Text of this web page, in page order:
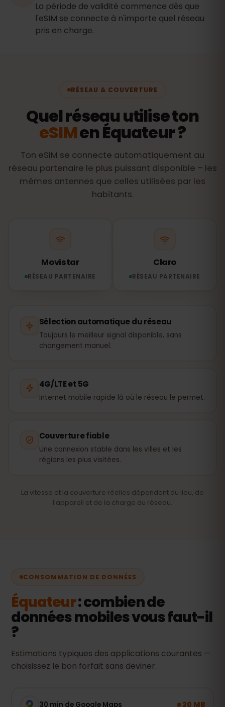
La période de validité commence dès que
l'eSIM se connecte à n'importe quel réseau
pris en charge.
RÉSEAU & COUVERTURE
Quel réseau utilise ton
eSIMen Équateur ?
Ton eSIM se connecte automatiquement au
réseau partenaire le plus puissant disponible – les
mêmes antennes que celles utilisées par les
habitants.
Movistar
RÉSEAU PARTENAIRE
Claro
RÉSEAU PARTENAIRE
Sélection automatique du réseau
Toujours le meilleur signal disponible, sans
changement manuel.
4G/LTE et 5G
Internet mobile rapide là où le réseau le permet.
Couverture fiable
Une connexion stable dans les villes et les
régions les plus visitées.
La vitesse et la couverture réelles dépendent du lieu, de
l'appareil et de la charge du réseau.
CONSOMMATION DE DONNÉES
Équateur: combien de
données mobiles vous faut-il
?
Estimations typiques des applications courantes —
choisissez le bon forfait sans deviner.
30 min de Google Maps ± 20 MB